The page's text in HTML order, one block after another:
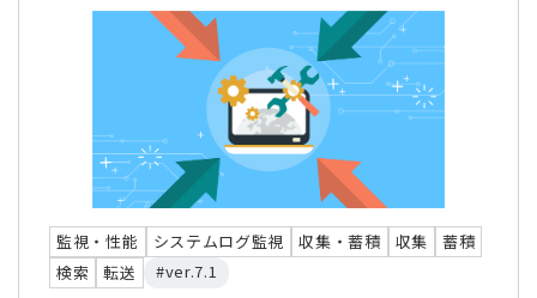
監視・性能 システムログ監視 収集・蓄積 収集
蓄積
検索
転送 #ver.7.1